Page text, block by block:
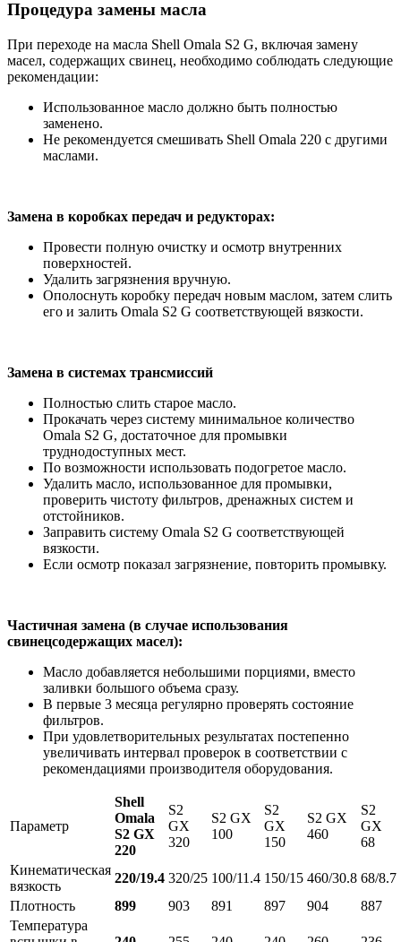
Процедура замены масла
При переходе на масла Shell Omala S2 G, включая замену
масел, содержащих свинец, необходимо соблюдать следующие
рекомендации:
Использованное масло должно быть полностью
заменено.
Не рекомендуется смешивать Shell Omala 220 с другими
маслами.
Замена в коробках передач и редукторах:
Провести полную очистку и осмотр внутренних
поверхностей.
Удалить загрязнения вручную.
Ополоснуть коробку передач новым маслом, затем слить
его и залить Omala S2 G соответствующей вязкости.
Замена в системах трансмиссий
Полностью слить старое масло.
Прокачать через систему минимальное количество
Omala S2 G, достаточное для промывки
труднодоступных мест.
По возможности использовать подогретое масло.
Удалить масло, использованное для промывки,
проверить чистоту фильтров, дренажных систем и
отстойников.
Заправить систему Omala S2 G соответствующей
вязкости.
Если осмотр показал загрязнение, повторить промывку.
Частичная замена (в случае использования
свинецсодержащих масел):
Масло добавляется небольшими порциями, вместо
заливки большого объема сразу.
В первые 3 месяца регулярно проверять состояние
фильтров.
При удовлетворительных результатах постепенно
увеличивать интервал проверок в соответствии с
рекомендациями производителя оборудования.
Параметр
Shell
Omala
S2 GX
220
S2
GX
320
S2 GX
100
S2
GX
150
S2 GX
460
S2
GX
68
Кинематическая
вязкость
220/19.4 320/25 100/11.4 150/15 460/30.8 68/8.7
Плотность
899 903 891 897 904
887
Температура